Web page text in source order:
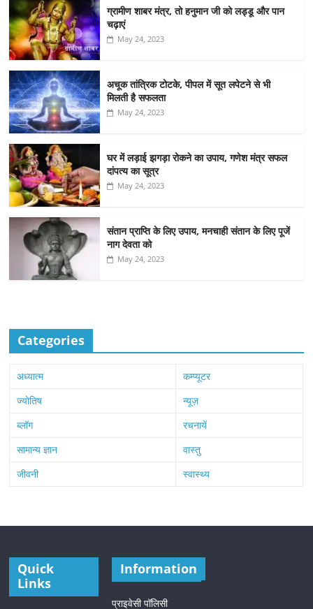
ग्रामीण शाबर मंत्र, तो हनुमान जी को लड्डू और पान
चढ़ाएं
May 24, 2023
अचूक तांत्रिक टोटके, पीपल में सूत लपेटने से भी
मिलती है सफलता
May 24, 2023
घर में लड़ाई झगड़ा रोकने का उपाय, गणेश मंत्र सफल
दांपत्य का सूत्र
May 24, 2023
संतान प्राप्ति के लिए उपाय, मनचाही संतान के लिए पूजें
नाग देवता को
May 24, 2023
Categories
अध्यात्म
कम्प्यूटर
ज्योतिष
न्यूज़
ब्लॉग
रचनायें
सामान्य ज्ञान
वास्तु
जीवनी
स्वास्थ्य
Quick
Links
Information
प्राइवेसी पॉलिसी